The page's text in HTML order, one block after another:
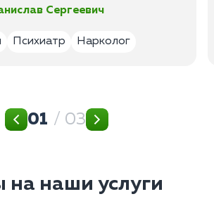
Сергеевич
Психиатр Нарколог
01 / 03
на наши услуги